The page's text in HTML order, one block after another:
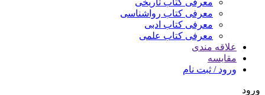
معرفی کتاب تاریخی
معرفی کتاب رواشناسی
معرفی کتاب ادبی
معرفی کتاب علمی
علاقه مندی
مقایسه
ورود / ثبت نام
ورود